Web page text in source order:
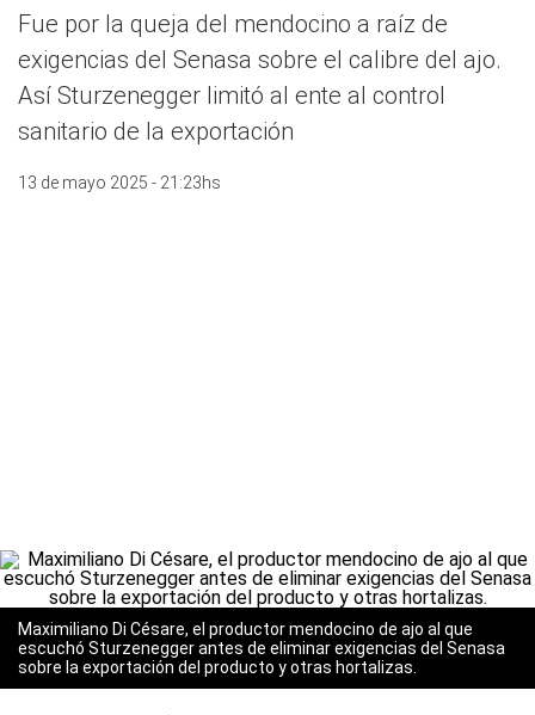
Fue por la queja del mendocino a raíz de
exigencias del Senasa sobre el calibre del ajo.
Así Sturzenegger limitó al ente al control
sanitario de la exportación
13 de mayo 2025 - 21:23hs
Maximiliano Di Césare, el productor mendocino de ajo al que
escuchó Sturzenegger antes de eliminar exigencias del Senasa
sobre la exportación del producto y otras hortalizas.